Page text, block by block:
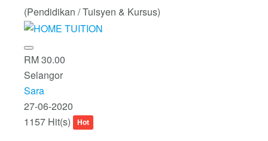
(Pendidikan / Tuisyen & Kursus)
RM 30.00
Selangor
Sara
27-06-2020
1157 Hit(s)
Hot